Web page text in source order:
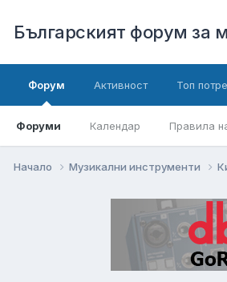
Българският форум за
Форум
Форуми Календар Правила
Активност Топ
Начало Музикални инструменти